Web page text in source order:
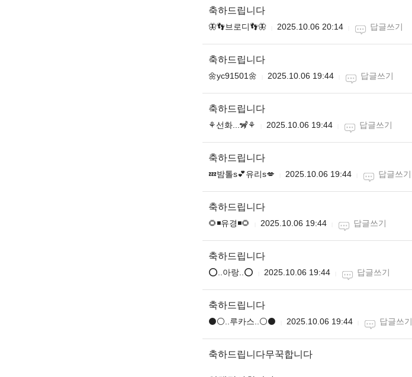
축하드립니다
🦋👣브로디👣🦋 2025.10.06 20:14 답글쓰기
축하드립니다
🌼yc91501🌼 2025.10.06 19:44 답글쓰기
축하드립니다
⚘️선화...🦨⚘️ 2025.10.06 19:44 답글쓰기
축하드립니다
💤밤톨s💕유리s💋 2025.10.06 19:44 답글쓰기
축하드립니다
🌻◾유경◾🌻 2025.10.06 19:44 답글쓰기
축하드립니다
⭕..아랑..⭕ 2025.10.06 19:44 답글쓰기
축하드립니다
⚫️⚪️..루카스..⚪️⚫️ 2025.10.06 19:44 답글쓰기
축하드립니다무꾹합니다